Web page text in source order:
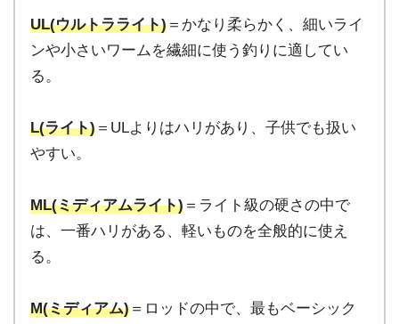
UL(ウルトラライト) ＝かなり柔らかく、細いライ
ンや小さいワームを繊細に使う釣りに適してい
る。
L(ライト) ＝ULよりはハリがあり、子供でも扱い
やすい。
ML(ミディアムライト) ＝ライト級の硬さの中で
は、一番ハリがある、軽いものを全般的に使え
る。
M(ミディアム) ＝ロッドの中で、最もベーシック